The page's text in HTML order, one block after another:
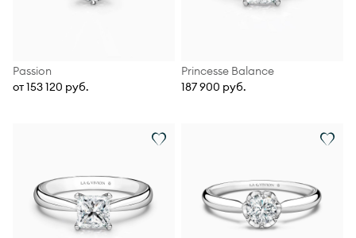
Passion
от 153 120 руб.
Princesse Balance
187 900 руб.